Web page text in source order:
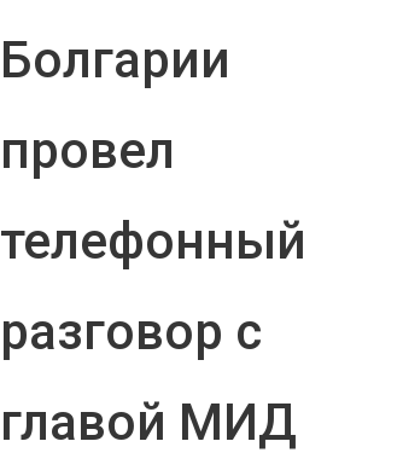
Болгарии
провел
телефонный
разговор с
главой МИД